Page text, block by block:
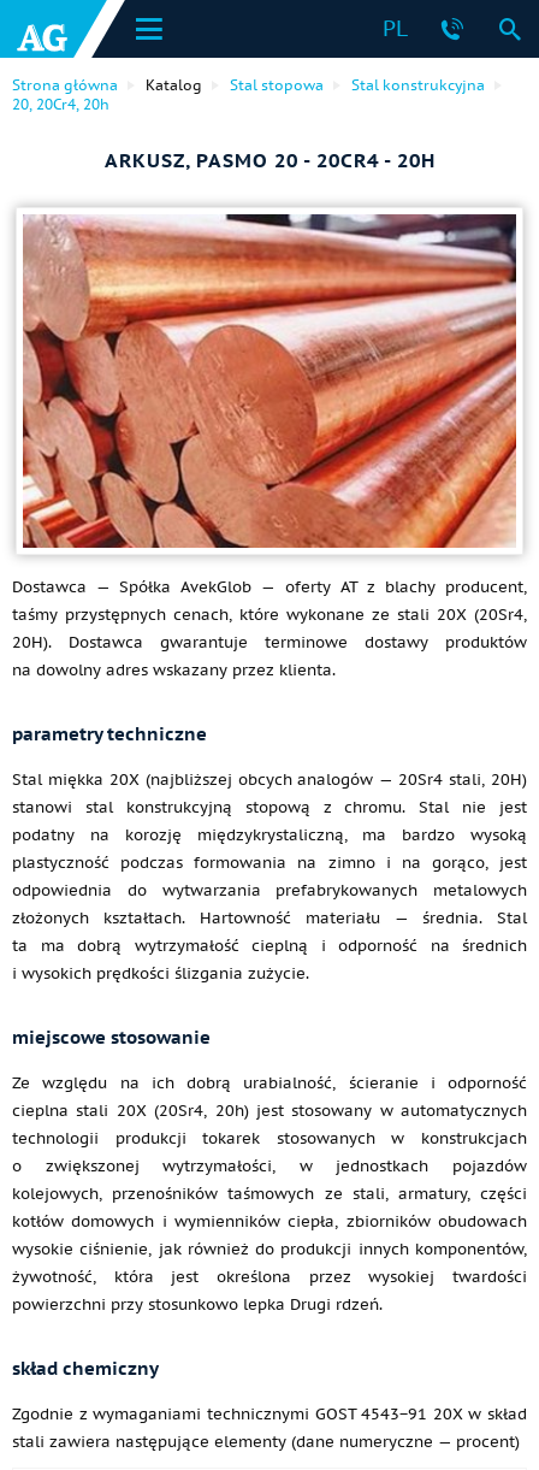
PL
Strona główna Katalog Stal stopowa
Stal konstrukcyjna
20, 20Cr4, 20h
ARKUSZ, PASMO 20 - 20CR4 - 20H
Dostawca — Spółka AvekGlob — oferty AT z blachy producent,
taśmy przystępnych cenach, które wykonane ze stali 20X (20Sr4,
20H). Dostawca gwarantuje terminowe dostawy produktów
na dowolny adres wskazany przez klienta.
parametry techniczne
Stal miękka 20X (najbliższej obcych analogów — 20Sr4 stali, 20H)
stanowi stal konstrukcyjną stopową z chromu. Stal nie jest
podatny na korozję międzykrystaliczną, ma bardzo wysoką
plastyczność podczas formowania na zimno i na gorąco, jest
odpowiednia do wytwarzania prefabrykowanych metalowych
złożonych kształtach. Hartowność materiału — średnia. Stal
ta ma dobrą wytrzymałość cieplną i odporność na średnich
i wysokich prędkości ślizgania zużycie.
miejscowe stosowanie
Ze względu na ich dobrą urabialność, ścieranie i odporność
cieplna stali 20X (20Sr4, 20h) jest stosowany w automatycznych
technologii produkcji tokarek stosowanych w konstrukcjach
o zwiększonej wytrzymałości, w jednostkach pojazdów
kolejowych, przenośników taśmowych ze stali, armatury, części
kotłów domowych i wymienników ciepła, zbiorników obudowach
wysokie ciśnienie, jak również do produkcji innych komponentów,
żywotność, która jest określona przez wysokiej twardości
powierzchni przy stosunkowo lepka Drugi rdzeń.
skład chemiczny
Zgodnie z wymaganiami technicznymi GOST 4543−91 20X w skład
stali zawiera następujące elementy (dane numeryczne — procent)